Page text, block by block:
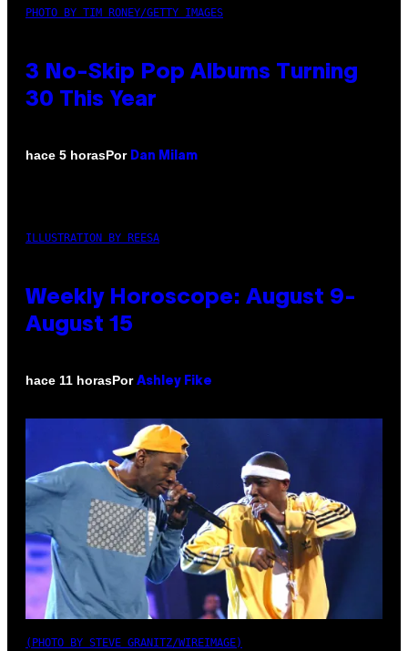
PHOTO BY TIM RONEY/GETTY IMAGES
3 No-Skip Pop Albums Turning
30 This Year
hace 5 horasPor Dan Milam
ILLUSTRATION BY REESA
Weekly Horoscope: August 9-
August 15
hace 11 horasPor Ashley Fike
(PHOTO BY STEVE GRANITZ/WIREIMAGE)